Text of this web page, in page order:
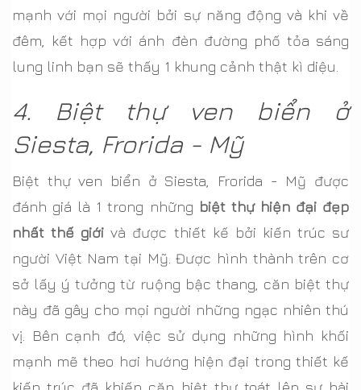
mạnh với mọi người bởi sự năng động và khi về
đêm, kết hợp với ánh đèn đường phố tỏa sáng
lung linh bạn sẽ thấy 1 khung cảnh thật kì diệu.
4. Biệt thự ven biển ở
Siesta, Frorida - Mỹ
Biệt thự ven biển ở Siesta, Frorida - Mỹ được
đánh giá là 1 trong những biệt thự hiện đại đẹp
nhất thế giới và được thiết kế bởi kiến trúc sư
người Việt Nam tại Mỹ. Được hình thành trên cơ
sở lấy ý tưởng từ ruộng bậc thang, căn biệt thự
này đã gây cho mọi người những ngạc nhiên thú
vị. Bên cạnh đó, việc sử dụng những hình khối
mạnh mẽ theo hơi hướng hiện đại trong thiết kế